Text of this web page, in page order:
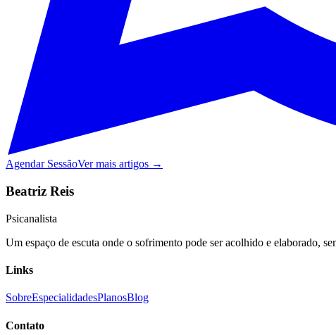
Agendar SessãoVer mais artigos →
Beatriz Reis
Psicanalista
Um espaço de escuta onde o sofrimento pode ser acolhido e elaborado,
Links
SobreEspecialidadesPlanosBlog
Contato